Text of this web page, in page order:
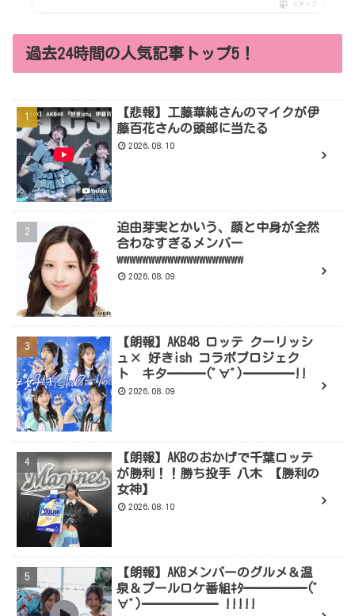
ポチップ
過去24時間の人気記事トップ5！
【悲報】工藤華純さんのマイクが伊
藤百花さんの頭部に当たる
2026.08.10
迫由芽実とかいう、顔と中身が全然
合わなすぎるメンバー
wwwwwwwwwwwwwwwwwwww
2026.08.09
【朗報】AKB48 ロッテ クーリッシ
ュ× 好きish コラボプロジェク
ト キタ━━━(ﾟ∀ﾟ)━━━━!!
2026.08.09
【朗報】AKBのおかげで千葉ロッテ
が勝利！！勝ち投手 八木 【勝利の
女神】
2026.08.10
【朗報】AKBメンバーのグルメ＆温
泉＆プールロケ番組ｷﾀ━━━━━(ﾟ
∀ﾟ)━━━━━━ !!!!!